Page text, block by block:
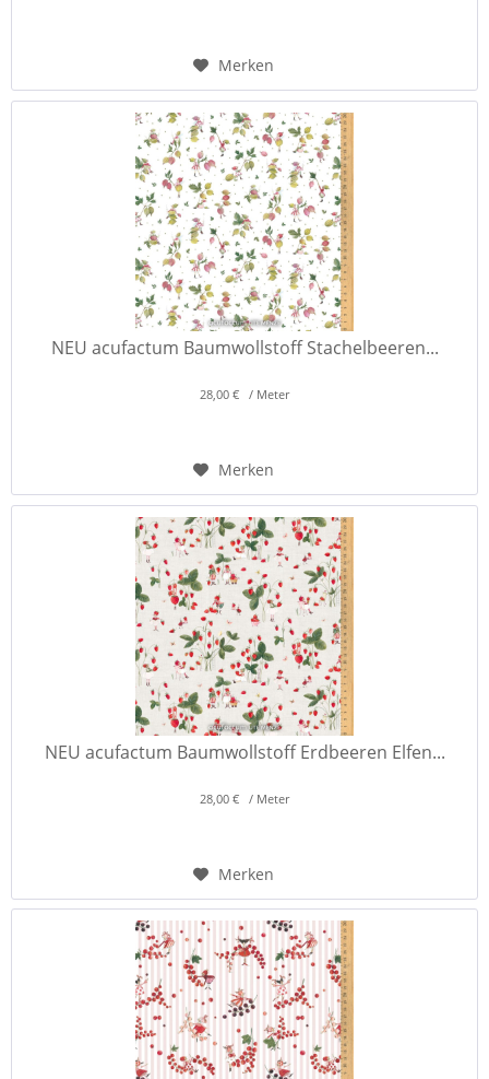
Merken
NEU acufactum Baumwollstoff Stachelbeeren...
28,00 € / Meter
Merken
NEU acufactum Baumwollstoff Erdbeeren Elfen...
28,00 € / Meter
Merken